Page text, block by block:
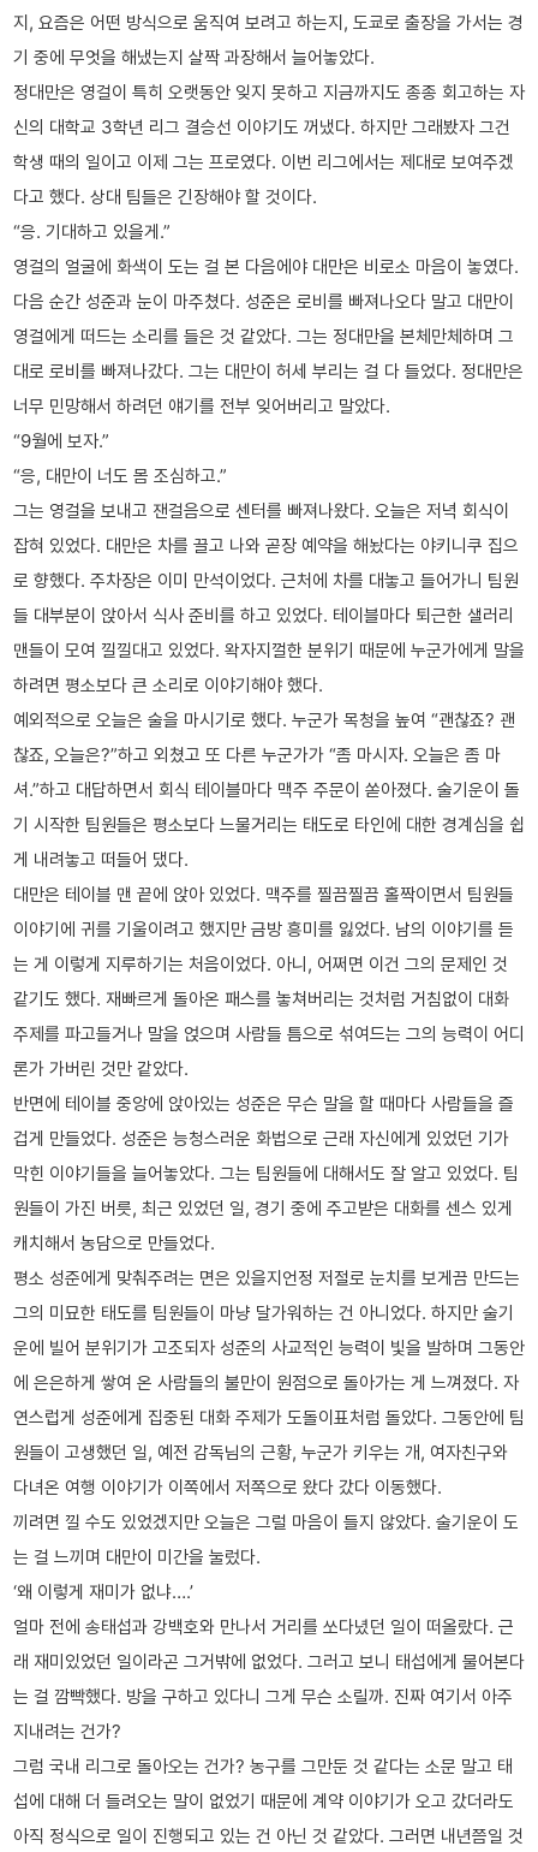
지, 요즘은 어떤 방식으로 움직여 보려고 하는지, 도쿄로 출장을 가서는 경
기 중에 무엇을 해냈는지 살짝 과장해서 늘어놓았다.
정대만은 영걸이 특히 오랫동안 잊지 못하고 지금까지도 종종 회고하는 자
신의 대학교 3학년 리그 결승선 이야기도 꺼냈다. 하지만 그래봤자 그건
학생 때의 일이고 이제 그는 프로였다. 이번 리그에서는 제대로 보여주겠
다고 했다. 상대 팀들은 긴장해야 할 것이다.
“응. 기대하고 있을게.”
영걸의 얼굴에 화색이 도는 걸 본 다음에야 대만은 비로소 마음이 놓였다.
다음 순간 성준과 눈이 마주쳤다. 성준은 로비를 빠져나오다 말고 대만이
영걸에게 떠드는 소리를 들은 것 같았다. 그는 정대만을 본체만체하며 그
대로 로비를 빠져나갔다. 그는 대만이 허세 부리는 걸 다 들었다. 정대만은
너무 민망해서 하려던 얘기를 전부 잊어버리고 말았다.
“9월에 보자.”
“응, 대만이 너도 몸 조심하고.”
그는 영걸을 보내고 잰걸음으로 센터를 빠져나왔다. 오늘은 저녁 회식이
잡혀 있었다. 대만은 차를 끌고 나와 곧장 예약을 해놨다는 야키니쿠 집으
로 향했다. 주차장은 이미 만석이었다. 근처에 차를 대놓고 들어가니 팀원
들 대부분이 앉아서 식사 준비를 하고 있었다. 테이블마다 퇴근한 샐러리
맨들이 모여 낄낄대고 있었다. 왁자지껄한 분위기 때문에 누군가에게 말을
하려면 평소보다 큰 소리로 이야기해야 했다.
예외적으로 오늘은 술을 마시기로 했다. 누군가 목청을 높여 “괜찮죠? 괜
찮죠, 오늘은?”하고 외쳤고 또 다른 누군가가 “좀 마시자. 오늘은 좀 마
셔.”하고 대답하면서 회식 테이블마다 맥주 주문이 쏟아졌다. 술기운이 돌
기 시작한 팀원들은 평소보다 느물거리는 태도로 타인에 대한 경계심을 쉽
게 내려놓고 떠들어 댔다.
대만은 테이블 맨 끝에 앉아 있었다. 맥주를 찔끔찔끔 홀짝이면서 팀원들
이야기에 귀를 기울이려고 했지만 금방 흥미를 잃었다. 남의 이야기를 듣
는 게 이렇게 지루하기는 처음이었다. 아니, 어쩌면 이건 그의 문제인 것
같기도 했다. 재빠르게 돌아온 패스를 놓쳐버리는 것처럼 거침없이 대화
주제를 파고들거나 말을 얹으며 사람들 틈으로 섞여드는 그의 능력이 어디
론가 가버린 것만 같았다.
반면에 테이블 중앙에 앉아있는 성준은 무슨 말을 할 때마다 사람들을 즐
겁게 만들었다. 성준은 능청스러운 화법으로 근래 자신에게 있었던 기가
막힌 이야기들을 늘어놓았다. 그는 팀원들에 대해서도 잘 알고 있었다. 팀
원들이 가진 버릇, 최근 있었던 일, 경기 중에 주고받은 대화를 센스 있게
캐치해서 농담으로 만들었다.
평소 성준에게 맞춰주려는 면은 있을지언정 저절로 눈치를 보게끔 만드는
그의 미묘한 태도를 팀원들이 마냥 달가워하는 건 아니었다. 하지만 술기
운에 빌어 분위기가 고조되자 성준의 사교적인 능력이 빛을 발하며 그동안
에 은은하게 쌓여 온 사람들의 불만이 원점으로 돌아가는 게 느껴졌다. 자
연스럽게 성준에게 집중된 대화 주제가 도돌이표처럼 돌았다. 그동안에 팀
원들이 고생했던 일, 예전 감독님의 근황, 누군가 키우는 개, 여자친구와
다녀온 여행 이야기가 이쪽에서 저쪽으로 왔다 갔다 이동했다.
끼려면 낄 수도 있었겠지만 오늘은 그럴 마음이 들지 않았다. 술기운이 도
는 걸 느끼며 대만이 미간을 눌렀다.
‘왜 이렇게 재미가 없냐….’
얼마 전에 송태섭과 강백호와 만나서 거리를 쏘다녔던 일이 떠올랐다. 근
래 재미있었던 일이라곤 그거밖에 없었다. 그러고 보니 태섭에게 물어본다
는 걸 깜빡했다. 방을 구하고 있다니 그게 무슨 소릴까. 진짜 여기서 아주
지내려는 건가?
그럼 국내 리그로 돌아오는 건가? 농구를 그만둔 것 같다는 소문 말고 태
섭에 대해 더 들려오는 말이 없었기 때문에 계약 이야기가 오고 갔더라도
아직 정식으로 일이 진행되고 있는 건 아닌 것 같았다. 그러면 내년쯤일 것